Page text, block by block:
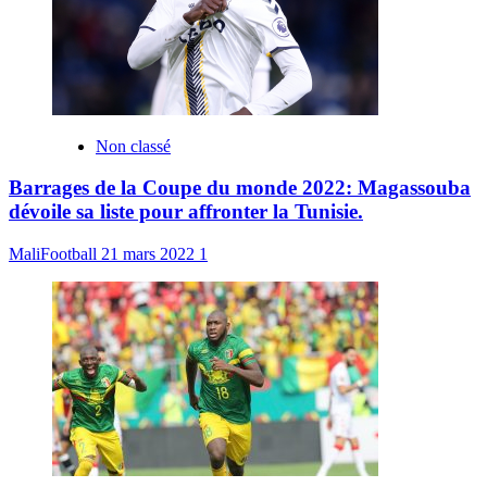
Non classé
Barrages de la Coupe du monde 2022: Magassouba
dévoile sa liste pour affronter la Tunisie.
MaliFootball 21 mars 2022 1